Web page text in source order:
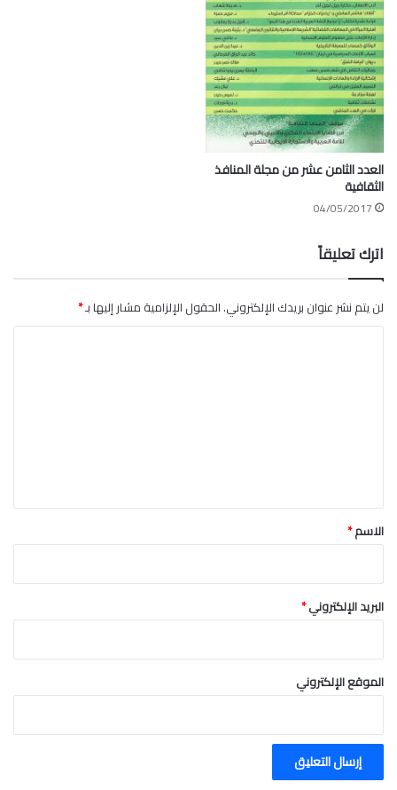
العدد الثامن عشر من مجلة المنافذ
الثقافية
04/05/2017
اترك تعليقاً
لن يتم نشر عنوان بريدك الإلكتروني. الحقول الإلزامية مشار إليها بـ*
*
الاسم*
البريد الإلكتروني*
الموقع الإلكتروني